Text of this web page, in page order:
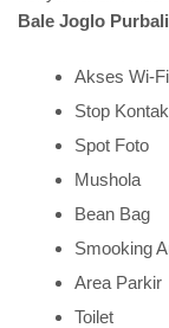
Bale Joglo
Akses Wi-Fi
Stop Kontak
Spot Foto
Mushola
Bean Bag
Smooking
Area Parkir
Toilet